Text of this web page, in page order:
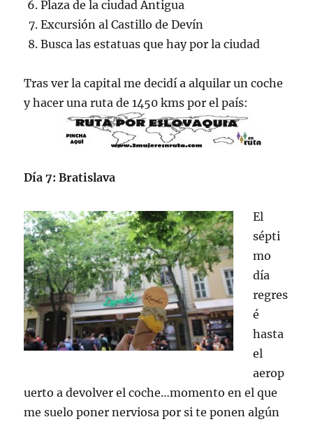
Plaza de la ciudad Antigua
Excursión al Castillo de Devín
Busca las estatuas que hay por la ciudad
Tras ver la capital me decidí a alquilar un coche
y hacer una ruta de 1450 kms por el país:
Día 7: Bratislava
El
sépti
mo
día
regres
é
hasta
el
aerop
uerto a devolver el coche…momento en el que
me suelo poner nerviosa por si te ponen algún